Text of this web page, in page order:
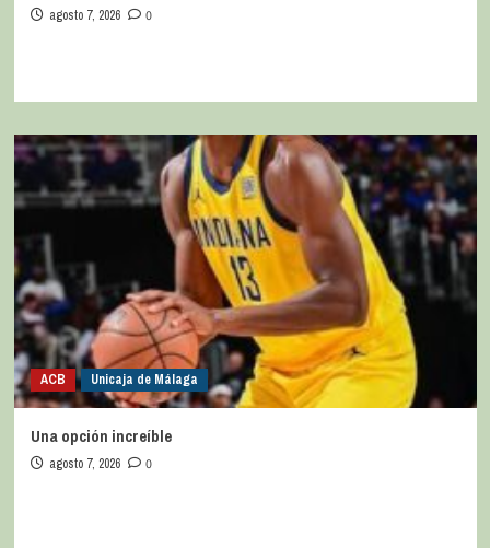
agosto 7, 2026 0
ACB Unicaja de Málaga
Una opción increíble
agosto 7, 2026 0